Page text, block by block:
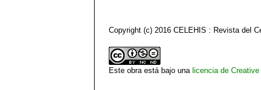
Copyright (c) 2016 CELEHIS : Revista del
Este obra está bajo una licencia de